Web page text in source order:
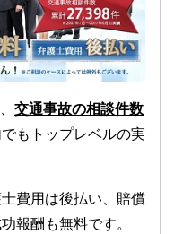
交通事故の相談件数
もトップレベルの実
費用は後払い、賠償
報酬も無料です。